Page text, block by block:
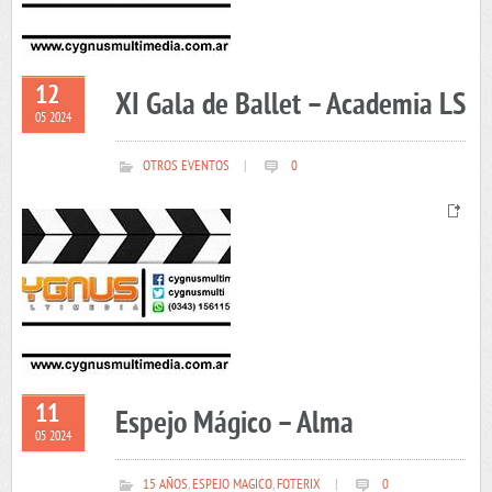
12
05 2024 XI Gala de Ballet – Academia LS
OTROS EVENTOS 0
11
05 2024 Espejo Mágico – Alma
15 AÑOS,ESPEJO MAGICO,FOTERIX 0